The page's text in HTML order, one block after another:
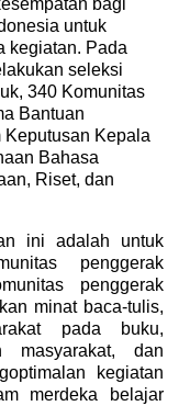
bagi
untuk
kegiatan. Pada
seleksi
340 Komunitas
Bantuan
Keputusan Kepala
Bahasa
Riset, dan
ini adalah untuk
penggerak
penggerak
minat baca-tulis,
pada buku,
masyarakat, dan
kegiatan
merdeka belajar